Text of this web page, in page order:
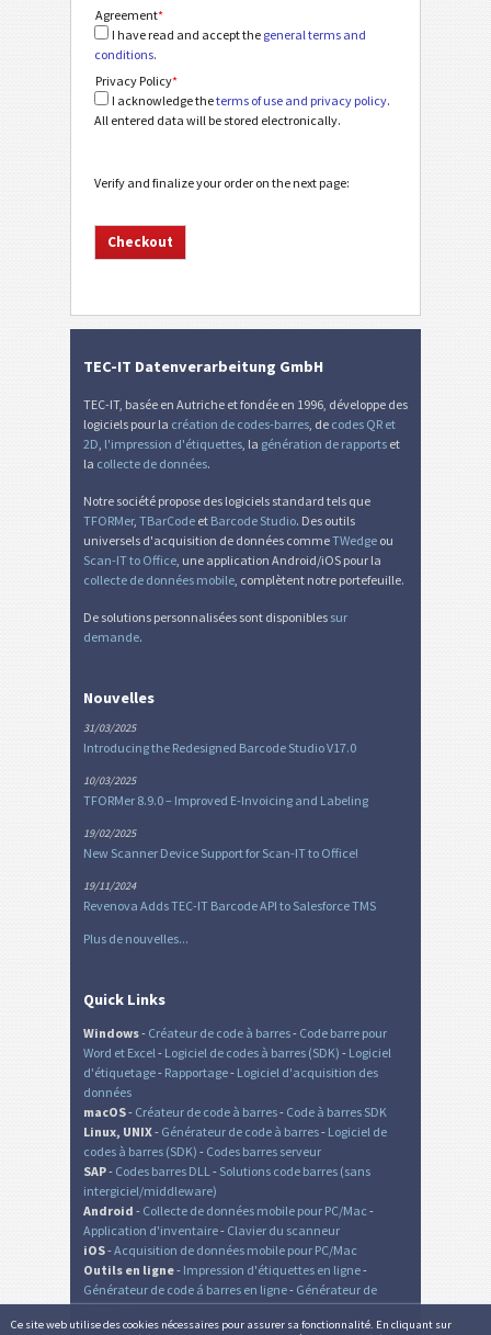
Ce site web utilise des cookies nécessaires pour assurer sa fonctionnalité. En cliquant sur
Agreement*
I have read and accept the general terms and
conditions.
Privacy Policy*
I acknowledge theterms of use and privacy policy.
All entered data will be stored electronically.
Verify and finalize your order on the next page:
TEC-IT Datenverarbeitung GmbH
TEC-IT, basée en Autriche et fondée en 1996, développe des
logiciels pour la création de codes-barres, de codes QR et
2D, l'impression d'étiquettes, la génération de rapports et
la collecte de données.
Notre société propose des logiciels standard tels que
TFORMer, TBarCode et Barcode Studio. Des outils
universels d'acquisition de données commeTWedge ou
Scan-IT to Office, une application Android/iOS pour la
collecte de données mobile, complètent notre portefeuille.
De solutions personnalisées sont disponibles sur
demande.
Nouvelles
31/03/2025
Introducing the Redesigned Barcode Studio V17.0
10/03/2025
TFORMer 8.9.0 – Improved E-Invoicing and Labeling
19/02/2025
New Scanner Device Support for Scan-IT to Office!
19/11/2024
Revenova Adds TEC-IT Barcode API to Salesforce TMS
Plus de nouvelles...
Quick Links
Windows- Créateur de code à barres- Code barre pour
Word et Excel- Logiciel de codes à barres (SDK) - Logiciel
d'étiquetage- Rapportage- Logiciel d'acquisition des
données
macOS- Créateur de code à barres- Code à barres SDK
Linux, UNIX- Générateur de code à barres- Logiciel de
codes à barres (SDK) - Codes barres serveur
SAP- Codes barres DLL- Solutions code barres (sans
intergiciel/middleware)
Android - Collecte de données mobile pour PC/Mac -
Application d'inventaire- Clavier du scanneur
iOS-Acquisition de données mobile pour PC/Mac
Outils en ligne- Impression d'étiquettes en ligne-
Générateur de code á barres en ligne- Générateur de
codes QR